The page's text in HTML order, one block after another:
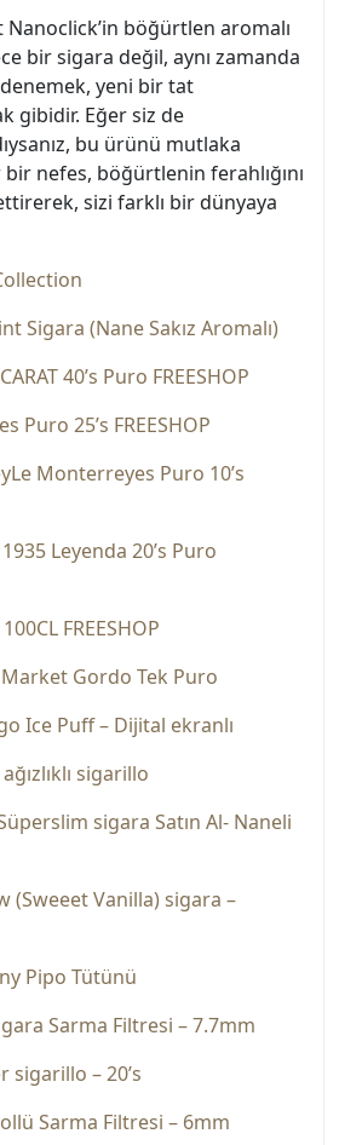
böğürtlen aromalı
bir sigara değil, aynı zamanda
yeni bir tat
gibidir. Eğer siz de
bu ürünü mutlaka
nefes, böğürtlenin ferahlığını
sizi farklı bir dünyaya
Sigara (Nane Sakız Aromalı)
40’s Puro FREESHOP
Puro 25’s FREESHOP
Monterreyes Puro 10’s
Leyenda 20’s Puro
FREESHOP
Gordo Tek Puro
Ice Puff – Dijital ekranlı
sigarillo
sigara Satın Al- Naneli
(Sweeet Vanilla) sigara –
Pipo Tütünü
Sarma Filtresi – 7.7mm
sigarillo – 20’s
Sarma Filtresi – 6mm